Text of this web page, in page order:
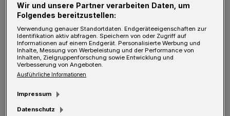
N achbar Michael Figge gehörte zu den
Menschen, die den immensen Müllberg
unterhalb der Ecke Siegesstraße und
Emilienstraße im Auge hatten. Motorteile,
Altölbehälter, Hausmüll, Bauschutt und
ausrangierte Möbel stapelten sich entlang der
Wir und unsere Partner verarbeiten Daten, um
Folgendes bereitzustellen:
Verwendung genauer Standortdaten. Endgeräteeigenschaften zur
Identifikation aktiv abfragen. Speichern von oder Zugriff auf
Informationen auf einem Endgerät. Personalisierte Werbung und
Inhalte, Messung von Werbeleistung und der Performance von
Inhalten, Zielgruppenforschung sowie Entwicklung und
Verbesserung von Angeboten.
Ausführliche Informationen
Impressum
Datenschutz